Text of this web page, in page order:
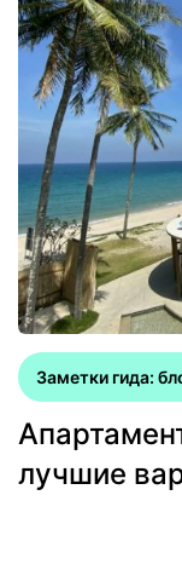
Заметки гида:
лучшие